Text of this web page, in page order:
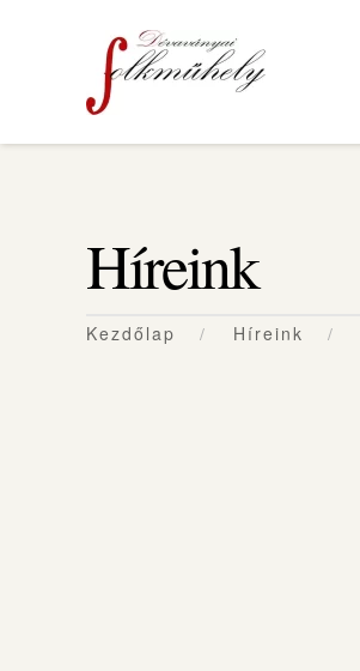
Skip to main content
Híreink
Kezdőlap Híreink